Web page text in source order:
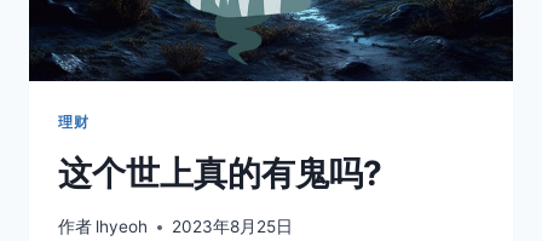
如
何
建
理财
这个世上真的有鬼吗?
作者 lhyeoh 2023年8月25日